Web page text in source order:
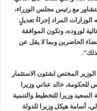
مع رئيس مجلس الوزراء،
المراد إجراءُ تعديلٍ
لوروده، وتكون الموافقة
الحاضرين وبما لا يقل عن
المختص لشئون الاستثمار
للحكومة، خالد عناني وزيرا
السعيد وزيرا للتخطيط والتنمية
أسامة هيكل وزيرا للدولة